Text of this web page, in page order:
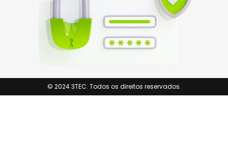
© 2024 3TEC. Todos os direitos reservados.